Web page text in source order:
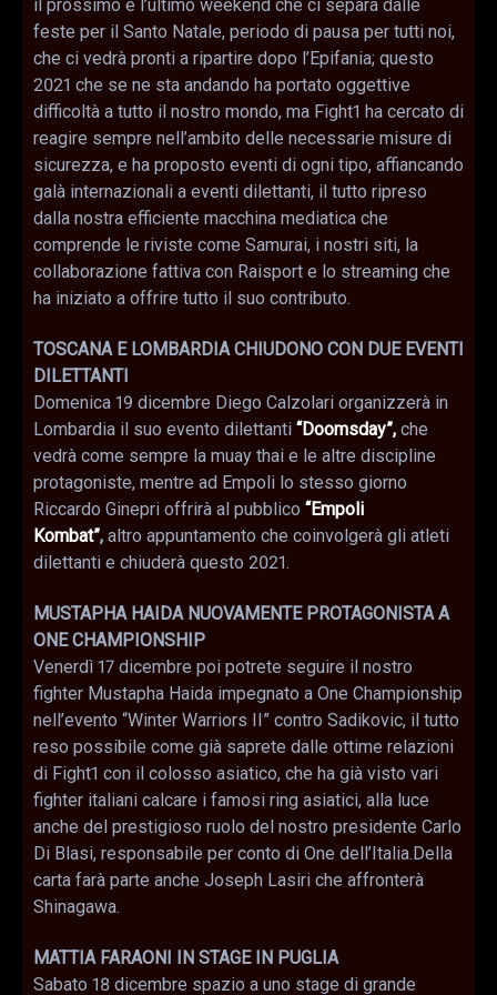
il prossimo è l’ultimo weekend che ci separa dalle
feste per il Santo Natale, periodo di pausa per tutti noi,
che ci vedrà pronti a ripartire dopo l’Epifania; questo
2021 che se ne sta andando ha portato oggettive
difficoltà a tutto il nostro mondo, ma Fight1 ha cercato di
reagire sempre nell’ambito delle necessarie misure di
sicurezza, e ha proposto eventi di ogni tipo, affiancando
galà internazionali a eventi dilettanti, il tutto ripreso
dalla nostra efficiente macchina mediatica che
comprende le riviste come Samurai, i nostri siti, la
collaborazione fattiva con Raisport e lo streaming che
ha iniziato a offrire tutto il suo contributo.
TOSCANA E LOMBARDIA CHIUDONO CON DUE EVENTI
DILETTANTI
Domenica 19 dicembre Diego Calzolari organizzerà in
Lombardia il suo evento dilettanti “Doomsday”, che
vedrà come sempre la muay thai e le altre discipline
protagoniste, mentre ad Empoli lo stesso giorno
Riccardo Ginepri offrirà al pubblico “Empoli
Kombat”, altro appuntamento che coinvolgerà gli atleti
dilettanti e chiuderà questo 2021.
MUSTAPHA HAIDA NUOVAMENTE PROTAGONISTA A
ONE CHAMPIONSHIP
Venerdì 17 dicembre poi potrete seguire il nostro
fighter Mustapha Haida impegnato a One Championship
nell’evento “Winter Warriors II” contro Sadikovic, il tutto
reso possibile come già saprete dalle ottime relazioni
di Fight1 con il colosso asiatico, che ha già visto vari
fighter italiani calcare i famosi ring asiatici, alla luce
anche del prestigioso ruolo del nostro presidente Carlo
Di Blasi, responsabile per conto di One dell’Italia.Della
carta farà parte anche Joseph Lasiri che affronterà
Shinagawa.
MATTIA FARAONI IN STAGE IN PUGLIA
Sabato 18 dicembre spazio a uno stage di grande